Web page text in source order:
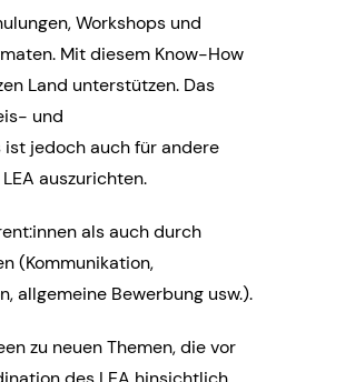
Workshops und
Mit diesem Know-How
Land unterstützen. Das
und
ist jedoch auch für andere
auszurichten.
als auch durch
(Kommunikation,
allgemeine Bewerbung usw.).
zu neuen Themen, die vor